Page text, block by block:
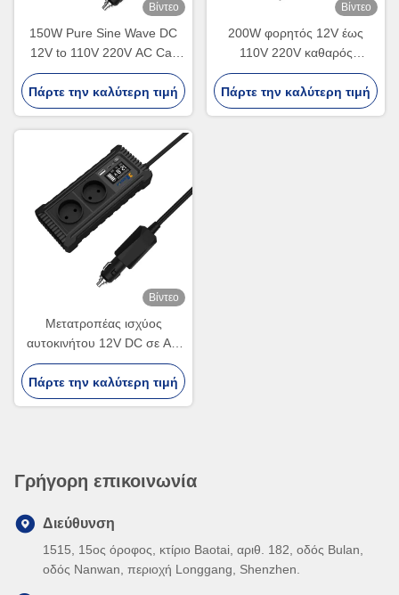
Βίντεο
150W Pure Sine Wave DC
12V to 110V 220V AC Car
Charger Converter Adapter
Dual USB Off Grid 200W Car
Power Inverter
Πάρτε την καλύτερη τιμή
Βίντεο
200W φορητός 12V έως
110V 220V καθαρός
μετατροπέας ισχύος
αυτοκινήτου
Πάρτε την καλύτερη τιμή
Βίντεο
Μετατροπέας ισχύος
αυτοκινήτου 12V DC σε AC
110V 220V με USB και
τύπου C
Πάρτε την καλύτερη τιμή
Γρήγορη επικοινωνία
Διεύθυνση
1515, 15ος όροφος, κτίριο Baotai, αριθ. 182, οδός Bulan,
οδός Nanwan, περιοχή Longgang, Shenzhen.